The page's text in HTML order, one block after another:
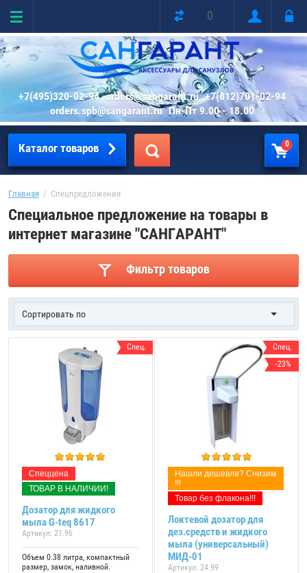
0
+7(495)320-02-94 orders@sangarant.ru +7(812)701-02-94
orders.spb@sangarant.ru Пн-Пт 9.00 - 18.00
Каталог товаров 0
Главная
  /  Спецпредложения
Специальное предложение на товары в
интернет магазине "САНГАРАНТ"
Сортировать по
Фильтр товаров
Спец.
Спеццена
ТОВАР В НАЛИЧИИ!
Дозатор для жидкого
мыла G-teq 8617
Артикул: 21.96
Объем 0.38 литра, компактный
размер, замок, наливной.
Спец.
-23%
Нашли дешевле? Снизим
!!!
Товар без флакона!!!
Локтевой дозатор для
дез.средств и жидкого
мыла (универсальный)
МИД-01
Артикул: 24.99